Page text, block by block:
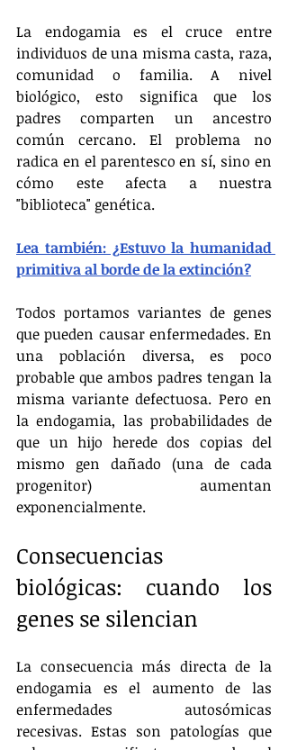
La endogamia es el cruce entre
individuos de una misma casta, raza,
comunidad o familia. A nivel
biológico, esto significa que los
padres comparten un ancestro
común cercano. El problema no
radica en el parentesco en sí, sino en
cómo este afecta a nuestra
"biblioteca" genética.
Lea también: ¿Estuvo la humanidad
primitiva al borde de la extinción?
Todos portamos variantes de genes
que pueden causar enfermedades. En
una población diversa, es poco
probable que ambos padres tengan la
misma variante defectuosa. Pero en
la endogamia, las probabilidades de
que un hijo herede dos copias del
mismo gen dañado (una de cada
progenitor) aumentan
exponencialmente.
Consecuencias
biológicas: cuando los
genes se silencian
La consecuencia más directa de la
endogamia es el aumento de las
enfermedades autosómicas
recesivas. Estas son patologías que